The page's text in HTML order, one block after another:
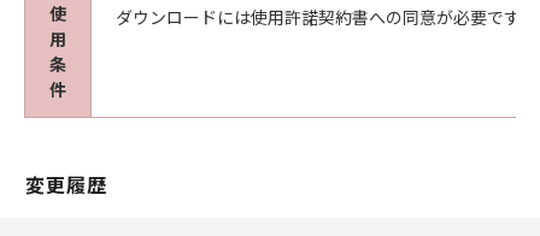
使
用
条
件
ダウンロードには使用許諾契約書への同意が必要です。
変更履歴